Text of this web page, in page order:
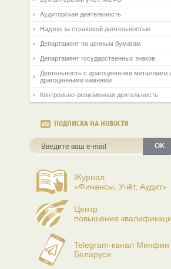
Аудиторская деятельность
Надзор за страховой деятельностью
Департамент по ценным бумагам
Департамент государственных знаков
Деятельность с драгоценными металлами
драгоценными камнями
Контрольно-ревизионная деятельность
ПОДПИСКА НА НОВОСТИ
OK
Журнал
«Финансы, Учёт, Аудит»
Центр
повышения
Telegram-канал Минфин
Беларуси